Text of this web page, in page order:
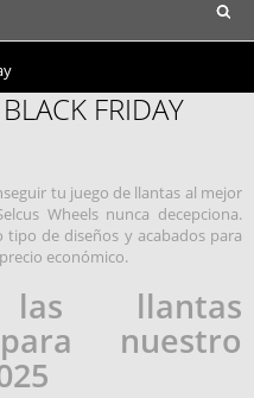
FRIDAY
tu juego de llantas al mejor
Wheels nunca decepciona.
de diseños y acabados para
económico.
llantas
nuestro